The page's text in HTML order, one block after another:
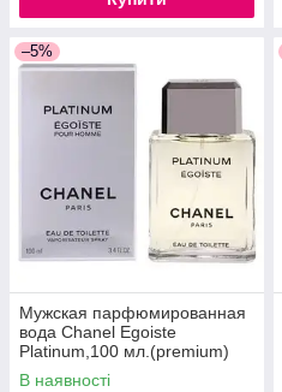
–5%
Мужская парфюмированная
вода Chanel Egoiste
Platinum,100 мл.(premium)
В наявності